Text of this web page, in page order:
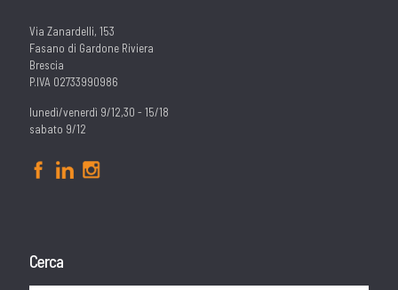
Via Zanardelli, 153
Fasano di Gardone Riviera
Brescia
P.IVA 02733990986
lunedì/venerdì 9/12,30 - 15/18
sabato 9/12
Cerca